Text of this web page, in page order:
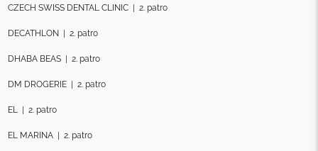
CZECH SWISS DENTAL CLINIC | 2. patro
DECATHLON | 2. patro
DHABA BEAS | 2. patro
DM DROGERIE | 2. patro
EL | 2. patro
EL MARINA | 2. patro